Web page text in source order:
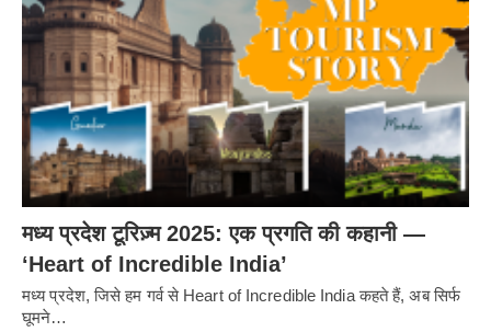
मध्य प्रदेश टूरिज़्म 2025: एक प्रगति की कहानी —
‘Heart of Incredible India’
मध्य प्रदेश, जिसे हम गर्व से Heart of Incredible India कहते हैं, अब सिर्फ
घूमने…